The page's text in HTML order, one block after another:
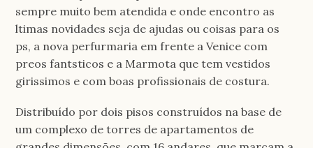
sempre muito bem atendida e onde encontro as
ltimas novidades seja de ajudas ou coisas para os
ps, a nova perfurmaria em frente a Venice com
preos fantsticos e a Marmota que tem vestidos
girissimos e com boas profissionais de costura.
Distribuído por dois pisos construídos na base de
um complexo de torres de apartamentos de